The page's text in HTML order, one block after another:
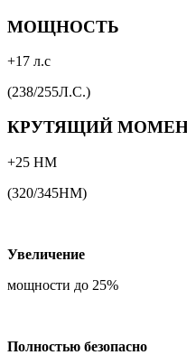
МОЩНОСТЬ
+17 л.с
(238/255Л.С.)
КРУТЯЩИЙ
+25 НМ
(320/345НМ)
Увеличение
мощности до 25%
Полностью безопасно